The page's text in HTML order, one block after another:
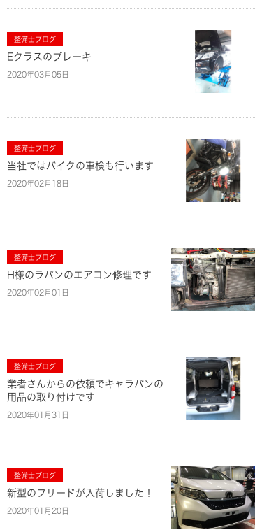
整備士ブログ
Eクラスのブレーキ
2020年03月05日
整備士ブログ
当社ではバイクの車検も行います
2020年02月18日
整備士ブログ
H様のラパンのエアコン修理です
2020年02月01日
整備士ブログ
業者さんからの依頼でキャラバンの
用品の取り付けです
2020年01月31日
整備士ブログ
新型のフリードが入荷しました！
2020年01月20日